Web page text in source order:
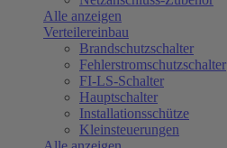
Alle anzeigen
Verteilereinbau
Brandschutzschalter
Fehlerstromschutzschalter
FI-LS-Schalter
Hauptschalter
Installationsschütze
Kleinsteuerungen